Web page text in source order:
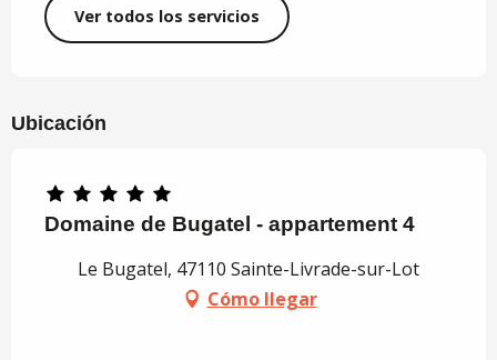
Ver todos los servicios
Ubicación
Domaine de Bugatel - appartement 4
Le Bugatel, 47110 Sainte-Livrade-sur-Lot
Cómo llegar